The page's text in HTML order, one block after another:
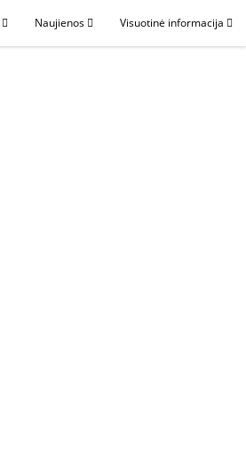
Naujienos Visuotinė informacija